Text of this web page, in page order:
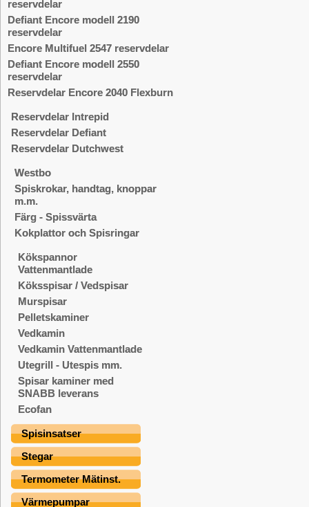
reservdelar
Defiant Encore modell 2190
reservdelar
Encore Multifuel 2547 reservdelar
Defiant Encore modell 2550
reservdelar
Reservdelar Encore 2040 Flexburn
Reservdelar Intrepid
Reservdelar Defiant
Reservdelar Dutchwest
Westbo
Spiskrokar, handtag, knoppar
m.m.
Färg - Spissvärta
Kokplattor och Spisringar
Kökspannor
Vattenmantlade
Köksspisar / Vedspisar
Murspisar
Pelletskaminer
Vedkamin
Vedkamin Vattenmantlade
Utegrill - Utespis mm.
Spisar kaminer med
SNABB leverans
Ecofan
Spisinsatser
Stegar
Termometer Mätinst.
Värmepumpar